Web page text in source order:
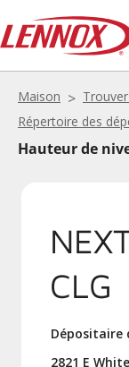
Maison
Répertoire des
Hauteur de
CLG
Dépositaire
2821 E